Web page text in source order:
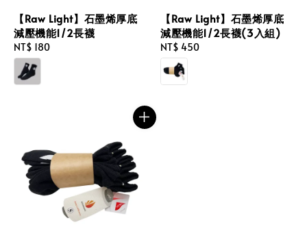
【Raw Light】石墨烯厚底
減壓機能1/2長襪
Regular
price
NT$ 180
【Raw Light】石墨烯厚底
減壓機能1/2長襪(3入組)
Regular
price
NT$ 450